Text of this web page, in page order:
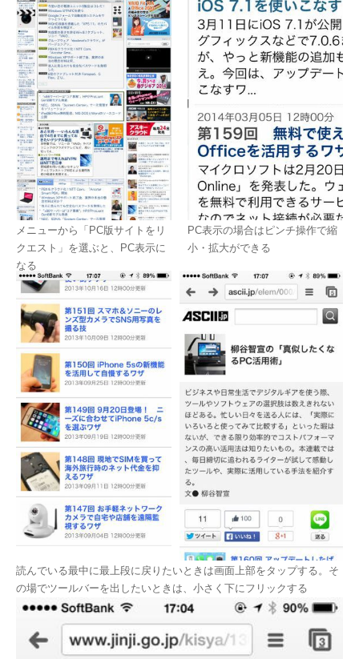
メニューから「PC版サイトをリ
クエスト」を選ぶと、PC表示に
なる
PC表示の場合はピンチ操作で縮
小・拡大ができる
読んでいる最中に最上段に戻りたいときは画面上部をタップする。そ
の場でツールバーを出したいときは、小さく下にフリックする